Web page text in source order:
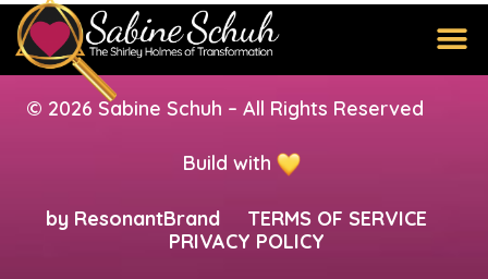
© 2026 Sabine Schuh – All Rights Reserved
Build with
by ResonantBrand
TERMS OF SERVICE
PRIVACY POLICY